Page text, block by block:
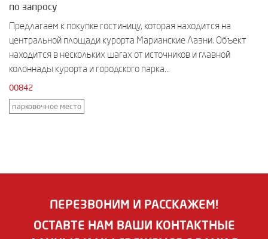
по запросу
Предлагаем к покупке гостиницу, которая находится на
центральной площади курорта Марианские Лазни. Объект
находится в нескольких шагах от источников и главной
колоннады курорта и городского парка...
00842
парковочное место
ПЕРЕЗВОНИМ И РАССКАЖЕМ!
ОСТАВТЕ НАМ ВАШИ КОНТАКТНЫЕ